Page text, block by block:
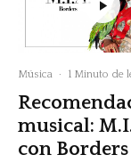
Música · 1 Minuto de
musical:
con Borders